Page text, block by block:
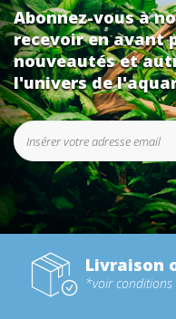
Abonnez-vous à
recevoir en avant
nouveautés et
l'univers de
Livraison
*voir conditions